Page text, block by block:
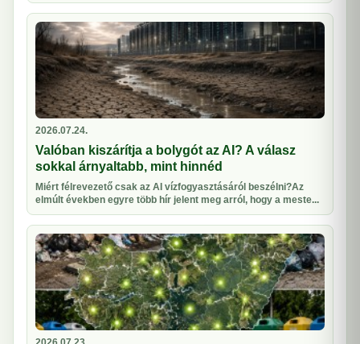
2026.07.24.
Valóban kiszárítja a bolygót az AI? A válasz
sokkal árnyaltabb, mint hinnéd
Miért félrevezető csak az AI vízfogyasztásáról beszélni?Az
elmúlt években egyre több hír jelent meg arról, hogy a meste...